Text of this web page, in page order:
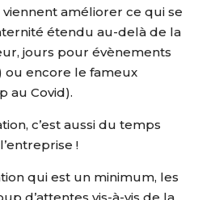
viennent améliorer ce qui se
étendu au-delà de la
jours pour évènements
ou encore le fameux
au Covid).
c’est aussi du temps
!
qui est un minimum, les